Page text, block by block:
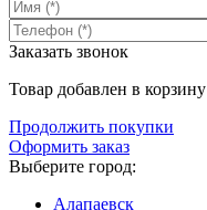
Заказать звонок
Товар добавлен в корзину
Продолжить покупки
Оформить заказ
Выберите город:
Алапаевск